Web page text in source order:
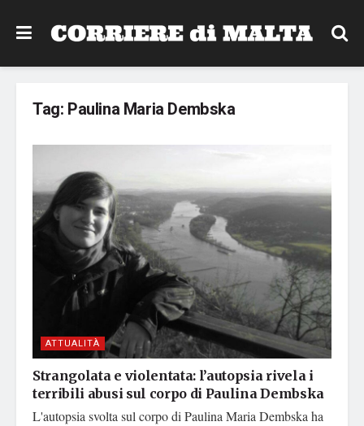
Tag: Paulina Maria Dembska
ATTUALITÀ
Strangolata e violentata: l’autopsia rivela i
terribili abusi sul corpo di Paulina Dembska
L'autopsia svolta sul corpo di Paulina Maria Dembska ha